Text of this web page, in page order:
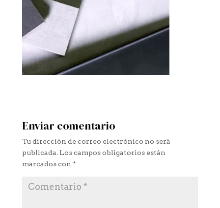
Enviar comentario
Tu dirección de correo electrónico no será
publicada. Los campos obligatorios están
marcados con *